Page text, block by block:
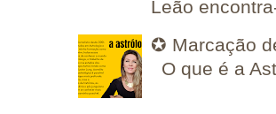
Leão
✪ Marcação
O que é a